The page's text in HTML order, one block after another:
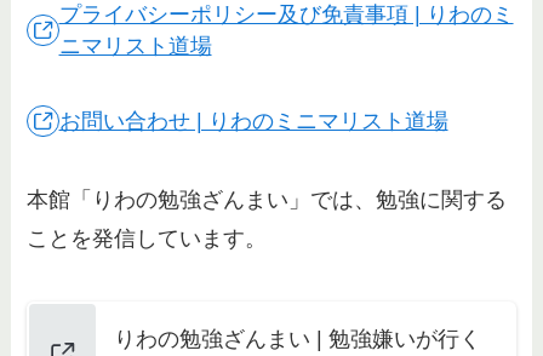
プライバシーポリシー及び免責事項 | りわのミ
ニマリスト道場
お問い合わせ | りわのミニマリスト道場
本館「りわの勉強ざんまい」では、勉強に関する
ことを発信しています。
りわの勉強ざんまい | 勉強嫌いが行く